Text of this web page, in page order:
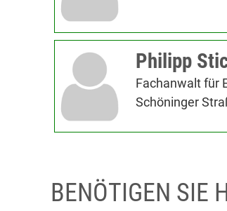
Philipp
Fachanwalt für
Schöninger
BENÖTIGEN SIE